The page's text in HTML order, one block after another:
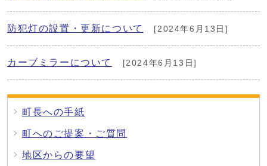
防犯灯の設置・更新について [2024年6月13日]
カーブミラーについて [2024年6月13日]
町長への手紙
町へのご提案・ご質問
地区からの要望